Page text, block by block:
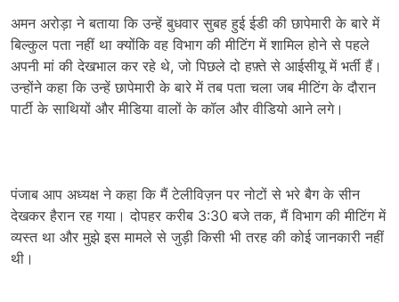
अमन अरोड़ा ने बताया कि उन्हें बुधवार सुबह हुई ईडी की छापेमारी के बारे में
बिल्कुल पता नहीं था क्योंकि वह विभाग की मीटिंग में शामिल होने से पहले
अपनी मां की देखभाल कर रहे थे, जो पिछले दो हफ़्ते से आईसीयू में भर्ती हैं।
उन्होंने कहा कि उन्हें छापेमारी के बारे में तब पता चला जब मीटिंग के दौरान
पार्टी के साथियों और मीडिया वालों के कॉल और वीडियो आने लगे।
पंजाब आप अध्यक्ष ने कहा कि मैं टेलीविज़न पर नोटों से भरे बैग के सीन
देखकर हैरान रह गया। दोपहर करीब 3:30 बजे तक, मैं विभाग की मीटिंग में
व्यस्त था और मुझे इस मामले से जुड़ी किसी भी तरह की कोई जानकारी नहीं
थी।